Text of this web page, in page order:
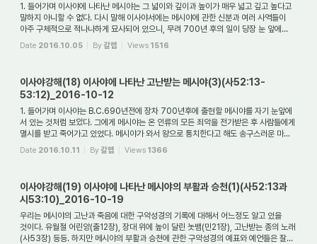
1. 들어가며 이사야에 나타난 메시야는 그 넓이와 깊이과 높이가 매우 넓고 깊고 높다고
말하지 아니할 수 없다. 다시 말해 이사야서에는 메시야에 관한 신분과 여러 사역들이
아주 구체적으로 적나나하게 묘사되어 있으니, 무려 700년 후의 일이 당장 눈 앞에...
Date 2016.10.05 By갈렙 Views 1516
이사야강해(18) 이사야에 나타난 고난받는 메시야(3)(사52:13-
53:12)_2016-10-12
1. 들어가며 이사야는 B.C.690년전에 장차 700년후에 출현할 메시야를 자기 눈앞에
서 있는 것처럼 보았다. 그에게 메시야는 온 인류의 모든 죄악을 전가받은 후 사람들에게
멸시를 받고 죽어가고 있었다. 메시야가 와서 왕으로 통치한다고 해도 송구스러운 마...
Date 2016.10.11 By갈렙 Views 1366
이사야강해(19) 이사야에 나타난 메시야의 부활과 승천(1)(사52:13과
시53:10)_2016-10-19
우리는 메시야의 고난과 죽음에 대한 구약성경의 기록에 대해서 어느정도 알고 있을
것이다. 유월절 어린양(출12장), 장대 위에 높이 달린 놋뱀(민21장), 고난받는 종의 노래
(사53장) 등등. 하지만 메시야의 부활과 승천에 관한 구약성경의 예표와 예언들은 잘...